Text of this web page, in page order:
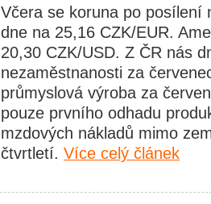
Včera se koruna po posílení
dne na 25,16 CZK/EUR.
20,30 CZK/USD. Z ČR nás
nezaměstnanosti za
průmyslová výroba za
pouze prvního odhadu
mzdových nákladů mimo
čtvrtletí. Více celý článek